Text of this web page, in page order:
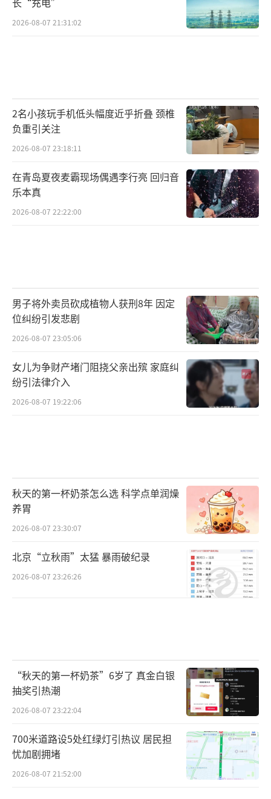
2026-08-07 21:31:02
2名小孩玩手机低头幅度近乎折叠 颈椎
负重引关注
2026-08-07 23:18:11
在青岛夏夜麦霸现场偶遇李行亮 回归音
乐本真
2026-08-07 22:22:00
男子将外卖员砍成植物人获刑8年 因定
位纠纷引发悲剧
2026-08-07 23:05:06
女儿为争财产堵门阻挠父亲出殡 家庭纠
纷引法律介入
2026-08-07 19:22:06
秋天的第一杯奶茶怎么选 科学点单润燥
养胃
2026-08-07 23:30:07
北京“立秋雨”太猛 暴雨破纪录
2026-08-07 23:26:26
“秋天的第一杯奶茶”6岁了 真金白银
抽奖引热潮
2026-08-07 23:22:04
700米道路设5处红绿灯引热议 居民担
忧加剧拥堵
2026-08-07 21:52:00